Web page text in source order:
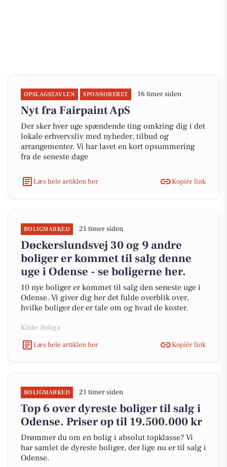
OPSLAGSTAVLEN SPONSORERET 16 timer siden
Nyt fra Fairpaint ApS
Der sker hver uge spændende ting omkring dig i det
lokale erhvervsliv med nyheder, tilbud og
arrangementer. Vi har lavet en kort opsummering
fra de seneste dage
Læs hele artiklen her Kopiér link
BOLIGMARKED 21 timer siden
Døckerslundsvej 30 og 9 andre
boliger er kommet til salg denne
uge i Odense - se boligerne her.
10 nye boliger er kommet til salg den seneste uge i
Odense. Vi giver dig her det fulde overblik over,
hvilke boliger der er tale om og hvad de koster.
Kilde: Boliga
Læs hele artiklen her
Kopiér link
BOLIGMARKED 21 timer siden
Top 6 over dyreste boliger til salg i
Odense. Priser op til 19.500.000 kr
Drømmer du om en bolig i absolut topklasse? Vi
har samlet de dyreste boliger, der lige nu er til salg i
Odense.